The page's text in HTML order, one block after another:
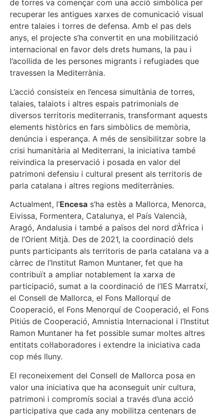
de torres va començar com una acció simbòlica per
recuperar les antigues xarxes de comunicació visual
entre talaies i torres de defensa. Amb el pas dels
anys, el projecte s’ha convertit en una mobilització
internacional en favor dels drets humans, la pau i
l’acollida de les persones migrants i refugiades que
travessen la Mediterrània.
L’acció consisteix en l’encesa simultània de torres,
talaies, talaiots i altres espais patrimonials de
diversos territoris mediterranis, transformant aquests
elements històrics en fars simbòlics de memòria,
denúncia i esperança. A més de sensibilitzar sobre la
crisi humanitària al Mediterrani, la iniciativa també
reivindica la preservació i posada en valor del
patrimoni defensiu i cultural present als territoris de
parla catalana i altres regions mediterrànies.
Actualment, l’Encesa s’ha estès a Mallorca, Menorca,
Eivissa, Formentera, Catalunya, el País Valencià,
Aragó, Andalusia i també a països del nord d’Àfrica i
de l’Orient Mitjà. Des de 2021, la coordinació dels
punts participants als territoris de parla catalana va a
càrrec de l’Institut Ramon Muntaner, fet que ha
contribuït a ampliar notablement la xarxa de
participació, sumat a la coordinació de l’IES Marratxí,
el Consell de Mallorca, el Fons Mallorquí de
Cooperació, el Fons Menorquí de Cooperació, el Fons
Pitiús de Cooperació, Amnistia Internacional i l’Institut
Ramon Muntaner ha fet possible sumar moltes altres
entitats col·laboradores i extendre la iniciativa cada
cop més lluny.
El reconeixement del Consell de Mallorca posa en
valor una iniciativa que ha aconseguit unir cultura,
patrimoni i compromís social a través d’una acció
participativa que cada any mobilitza centenars de